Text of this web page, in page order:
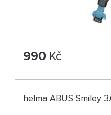
990 Kč
helma ABUS Smiley